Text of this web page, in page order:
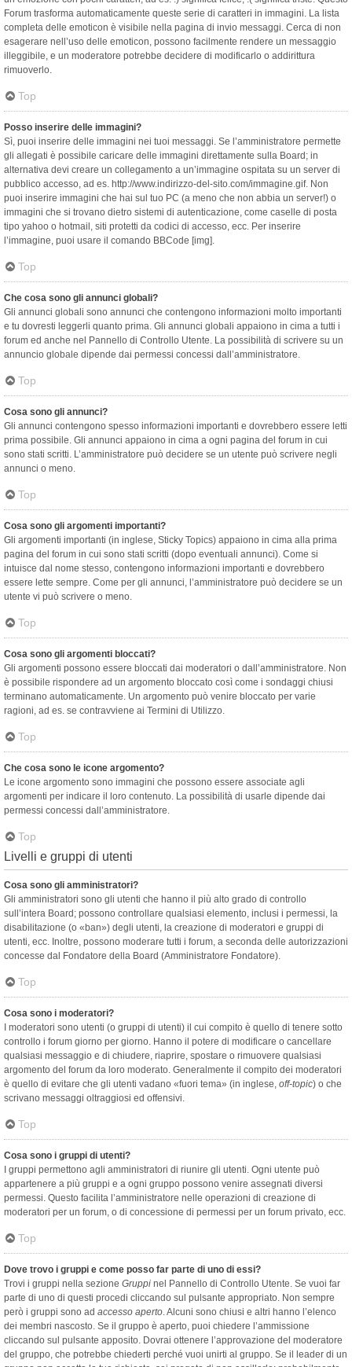
Forum trasforma automaticamente queste serie di caratteri in immagini. La lista
completa delle emoticon è visibile nella pagina di invio messaggi. Cerca di non
esagerare nell’uso delle emoticon, possono facilmente rendere un messaggio
illeggibile, e un moderatore potrebbe decidere di modificarlo o addirittura
rimuoverlo.
Top
Posso inserire delle immagini?
Sì, puoi inserire delle immagini nei tuoi messaggi. Se l’amministratore permette
gli allegati è possibile caricare delle immagini direttamente sulla Board; in
alternativa devi creare un collegamento a un’immagine ospitata su un server di
pubblico accesso, ad es. http://www.indirizzo-del-sito.com/immagine.gif. Non
puoi inserire immagini che hai sul tuo PC (a meno che non abbia un server!) o
immagini che si trovano dietro sistemi di autenticazione, come caselle di posta
tipo yahoo o hotmail, siti protetti da codici di accesso, ecc. Per inserire
l’immagine, puoi usare il comando BBCode [img].
Top
Che cosa sono gli annunci globali?
Gli annunci globali sono annunci che contengono informazioni molto importanti
e tu dovresti leggerli quanto prima. Gli annunci globali appaiono in cima a tutti i
forum ed anche nel Pannello di Controllo Utente. La possibilità di scrivere su un
annuncio globale dipende dai permessi concessi dall’amministratore.
Top
Cosa sono gli annunci?
Gli annunci contengono spesso informazioni importanti e dovrebbero essere letti
prima possibile. Gli annunci appaiono in cima a ogni pagina del forum in cui
sono stati scritti. L’amministratore può decidere se un utente può scrivere negli
annunci o meno.
Top
Cosa sono gli argomenti importanti?
Gli argomenti importanti (in inglese, Sticky Topics) appaiono in cima alla prima
pagina del forum in cui sono stati scritti (dopo eventuali annunci). Come si
intuisce dal nome stesso, contengono informazioni importanti e dovrebbero
essere lette sempre. Come per gli annunci, l’amministratore può decidere se un
utente vi può scrivere o meno.
Top
Cosa sono gli argomenti bloccati?
Gli argomenti possono essere bloccati dai moderatori o dall’amministratore. Non
è possibile rispondere ad un argomento bloccato così come i sondaggi chiusi
terminano automaticamente. Un argomento può venire bloccato per varie
ragioni, ad es. se contravviene ai Termini di Utilizzo.
Top
Che cosa sono le icone argomento?
Le icone argomento sono immagini che possono essere associate agli
argomenti per indicare il loro contenuto. La possibilità di usarle dipende dai
permessi concessi dall’amministratore.
Top
Livelli e gruppi di utenti
Cosa sono gli amministratori?
Gli amministratori sono gli utenti che hanno il più alto grado di controllo
sull’intera Board; possono controllare qualsiasi elemento, inclusi i permessi, la
disabilitazione (o «ban») degli utenti, la creazione di moderatori e gruppi di
utenti, ecc. Inoltre, possono moderare tutti i forum, a seconda delle autorizzazioni
concesse dal Fondatore della Board (Amministratore Fondatore).
Top
Cosa sono i moderatori?
I moderatori sono utenti (o gruppi di utenti) il cui compito è quello di tenere sotto
controllo i forum giorno per giorno. Hanno il potere di modificare o cancellare
qualsiasi messaggio e di chiudere, riaprire, spostare o rimuovere qualsiasi
argomento del forum da loro moderato. Generalmente il compito dei moderatori
è quello di evitare che gli utenti vadano «fuori tema» (in inglese, off-topic) o che
scrivano messaggi oltraggiosi ed offensivi.
Top
Cosa sono i gruppi di utenti?
I gruppi permettono agli amministratori di riunire gli utenti. Ogni utente può
appartenere a più gruppi e a ogni gruppo possono venire assegnati diversi
permessi. Questo facilita l’amministratore nelle operazioni di creazione di
moderatori per un forum, o di concessione di permessi per un forum privato, ecc.
Top
Dove trovo i gruppi e come posso far parte di uno di essi?
Trovi i gruppi nella sezione Gruppi nel Pannello di Controllo Utente. Se vuoi far
parte di uno di questi procedi cliccando sul pulsante appropriato. Non sempre
però i gruppi sono ad accesso aperto. Alcuni sono chiusi e altri hanno l’elenco
dei membri nascosto. Se il gruppo è aperto, puoi chiedere l’ammissione
cliccando sul pulsante apposito. Dovrai ottenere l’approvazione del moderatore
del gruppo, che potrebbe chiederti perché vuoi unirti al gruppo. Se il leader di un